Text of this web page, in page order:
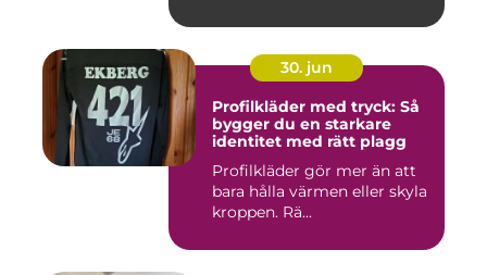
30. jun
Profilkläder med tryck: Så
bygger du en starkare
identitet med rätt plagg
Profilkläder gör mer än att
bara hålla värmen eller skyla
kroppen. Rä...